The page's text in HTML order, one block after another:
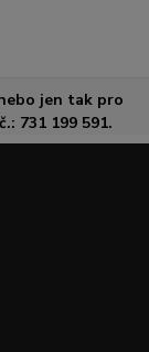
jen tak pro
731 199 591.